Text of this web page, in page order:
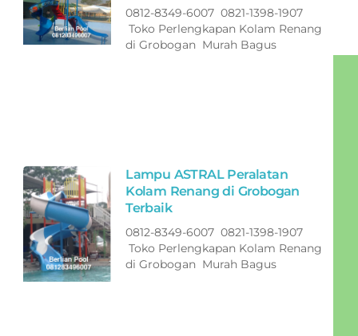
0812-8349-6007 0821-1398-1907
Toko Perlengkapan Kolam Renang
di Grobogan Murah Bagus
Lampu ASTRAL Peralatan
Kolam Renang di Grobogan
Terbaik
0812-8349-6007 0821-1398-1907
Toko Perlengkapan Kolam Renang
di Grobogan Murah Bagus